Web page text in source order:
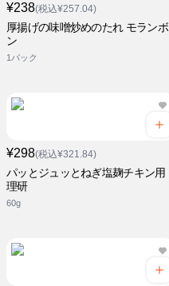
¥238(税込¥257.04)
厚揚げの味噌炒めのたれ モランボ
ン
1パック
¥298(税込¥321.84)
パッとジュッとねぎ塩麹チキン用
理研
60g